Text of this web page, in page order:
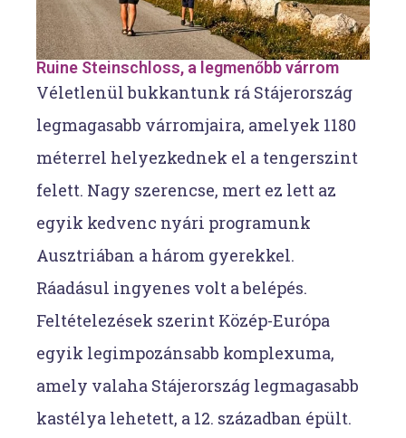
Ruine Steinschloss, a legmenőbb várrom
Véletlenül bukkantunk rá Stájerország
legmagasabb várromjaira, amelyek 1180
méterrel helyezkednek el a tengerszint
felett. Nagy szerencse, mert ez lett az
egyik kedvenc nyári programunk
Ausztriában a három gyerekkel.
Ráadásul ingyenes volt a belépés.
Feltételezések szerint Közép-Európa
egyik legimpozánsabb komplexuma,
amely valaha Stájerország legmagasabb
kastélya lehetett, a 12. században épült.